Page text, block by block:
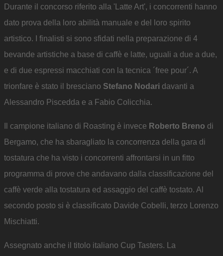
Durante il concorso riferito alla 'Latte Art', i concorrenti hanno
dato prova della loro abilità manuale e del loro spirito
artistico. I finalisti si sono sfidati nella preparazione di 4
bevande artistiche a base di caffè e latte, uguali a due a due,
e di due espressi macchiati con la tecnica ´free pour´. A
trionfare è stato il bresciano Stefano Nodari davanti a
Alessandro Piscedda e a Fabio Colicchia.
Il campione italiano di Roasting è invece Roberto Breno di
Bergamo, che ha sbaragliato la concorrenza della gara di
tostatura che ha visto i concorrenti affrontarsi in un fitto
programma di prove che andavano dalla classificazione del
caffè verde alla tostatura ed assaggio del caffè tostato. Al
secondo posto si è classificato Davide Cobelli, terzo Lorenzo
Mischiatti.
Assegnato anche il titolo italiano Cup Tasters. La